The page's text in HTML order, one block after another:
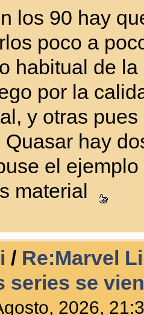
los 90 hay
poco a
habitual de
por la
y otras
Quasar hay
el
material
/ Re:Marvel
series se
2026,